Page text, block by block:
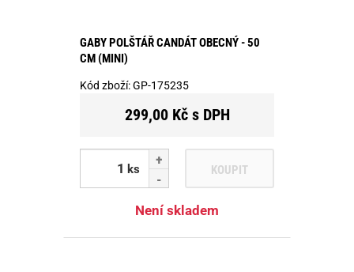
GABY POLŠTÁŘ CANDÁT OBECNÝ - 50
CM (MINI)
Kód zboží:GP-175235
299,00 Kč s DPH
ks KOUPIT
Není skladem